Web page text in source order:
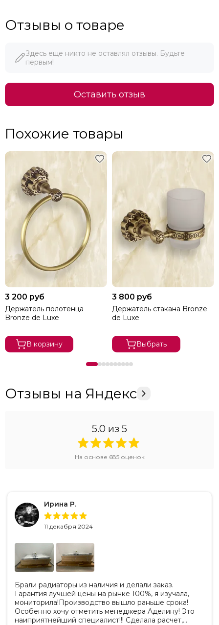
Отзывы о товаре
Здесь еще никто не оставлял отзывы. Будьте
первым!
Оставить отзыв
Похожие товары
3 200 руб
Держатель полотенца
Bronze de Luxe
В корзину
3 800 руб
Держатель стакана Bronze
de Luxe
Выбрать
Отзывы на Яндекс
5.0 из 5
На основе 685оценок
Ирина Р.
11 декабря 2024
Брали радиаторы из наличия и делали заказ.
Гарантия лучшей цены на рынке 100%, я изучала,
мониторила!Производство вышло раньше срока!
Особенно хочу отметить менеджера Аделину! Это
наиприятнейший специалист!!! Сделала расчет,